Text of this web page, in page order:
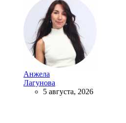
Анжела
Лагунова
5 августа, 2026